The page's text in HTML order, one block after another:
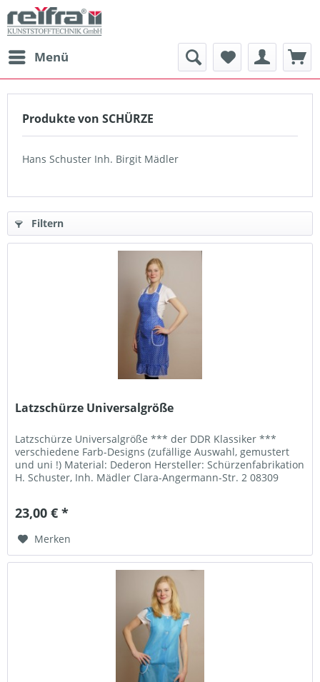
Menü
Produkte von SCHÜRZE
Hans Schuster Inh. Birgit Mädler
Filtern
Latzschürze Universalgröße
Latzschürze Universalgröße *** der DDR Klassiker ***
verschiedene Farb-Designs (zufällige Auswahl, gemustert
und uni !) Material: Dederon Hersteller: Schürzenfabrikation
H. Schuster, Inh. Mädler Clara-Angermann-Str. 2 08309
23,00 € *
Merken